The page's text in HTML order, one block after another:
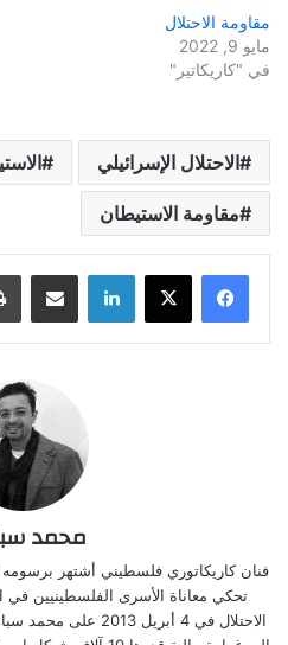
مقاومة الاحتلال
مايو 9, 2022
في "كاريكاتير"
الاحتلال الإسرائيلي
مقاومة الاستيطان
لينكدإن مشاركة عبر
محمد
فنان كاريكاتوري فلسطيني أشتهر برسومه
تحكي معاناة الأسرى الفلسطينيين